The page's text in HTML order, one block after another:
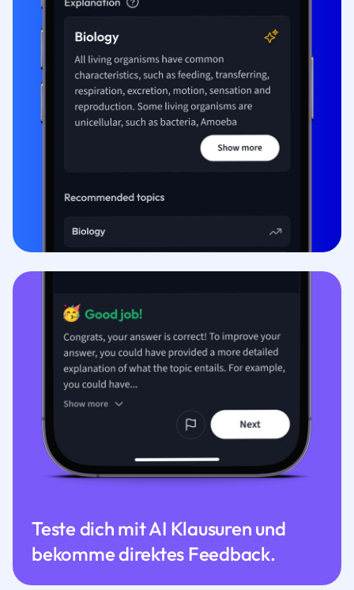
Teste dich mit AI Klausuren und
bekomme direktes Feedback.